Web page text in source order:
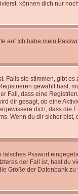
können dich nur
auf Ich habe mein
sie stimmen, gibt
gewählt hast,
Fall, dass eine
dir gesagt, ob eine
dich, dass die
Wenn du dir sicher
Psswort
der Fall ist, hast du
Größe der Datenbank